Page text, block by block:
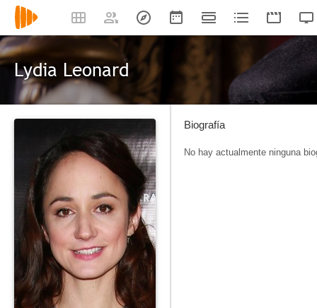
Lydia Leonard
Biografía
No hay actualmente ninguna